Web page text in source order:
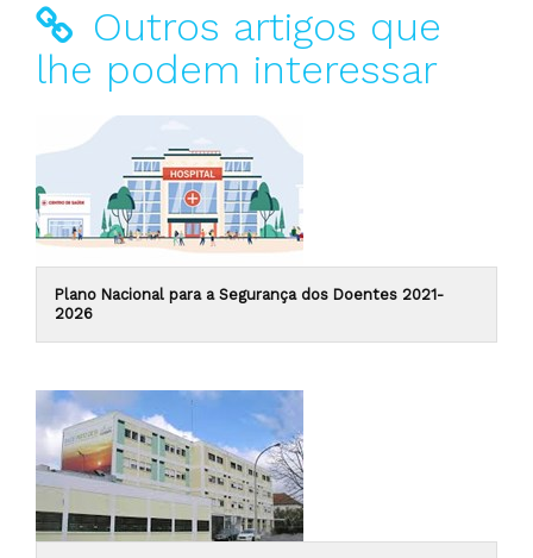
Outros artigos que
lhe podem interessar
Plano Nacional para a Segurança dos Doentes 2021-
2026